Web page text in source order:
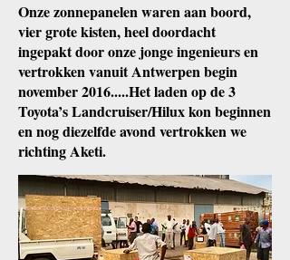
Onze zonnepanelen waren aan boord,
vier grote kisten, heel doordacht
ingepakt door onze jonge ingenieurs en
vertrokken vanuit Antwerpen begin
november 2016.....Het laden op de 3
Toyota’s Landcruiser/Hilux kon beginnen
en nog diezelfde avond vertrokken we
richting Aketi.